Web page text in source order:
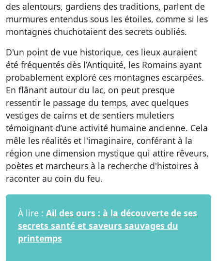
des alentours, gardiens des traditions, parlent de
murmures entendus sous les étoiles, comme si les
montagnes chuchotaient des secrets oubliés.
D'un point de vue historique, ces lieux auraient
été fréquentés dès l’Antiquité, les Romains ayant
probablement exploré ces montagnes escarpées.
En flânant autour du lac, on peut presque
ressentir le passage du temps, avec quelques
vestiges de cairns et de sentiers muletiers
témoignant d’une activité humaine ancienne. Cela
mêle les réalités et l'imaginaire, conférant à la
région une dimension mystique qui attire rêveurs,
poètes et marcheurs à la recherche d'histoires à
raconter au coin du feu.
À lire : Ail des ours : à la découverte de ses
secrets santé et saveurs sauvages du
printemps